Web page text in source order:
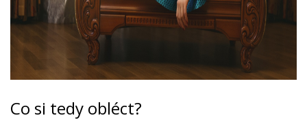
Co si tedy obléct?